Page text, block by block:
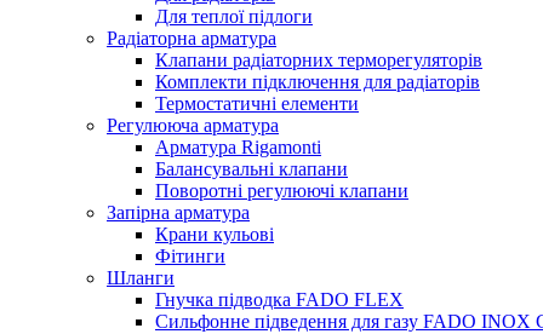
Для теплої підлоги
Радіаторна арматура
Клапани радіаторних терморегуляторів
Комплекти підключення для радіаторів
Термостатичні елементи
Регулююча арматура
Арматура Rigamonti
Балансувальні клапани
Поворотні регулюючі клапани
Запірна арматура
Крани кульові
Фітинги
Шланги
Гнучка підводка FADO FLEX
Сильфонне підведення для газу FADO INOX